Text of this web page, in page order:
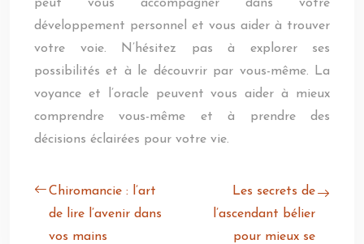
peut vous accompagner dans votre
développement personnel et vous aider à trouver
votre voie. N’hésitez pas à explorer ses
possibilités et à le découvrir par vous-même. La
voyance et l’oracle peuvent vous aider à mieux
comprendre vous-même et à prendre des
décisions éclairées pour votre vie.
Chiromancie : l’art
de lire l’avenir dans
vos mains
Les secrets de
l’ascendant bélier
pour mieux se